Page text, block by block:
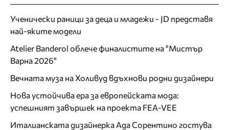
Ученически раници за деца и младежи - JD представя
най-яките модели
Atelier Banderol облече финалистите на "Мистър
Варна 2026"
Вечната муза на Холивуд вдъхнови родни дизайнери
Нова устойчива ера за европейската мода:
успешният завършек на проекта FEA-VEE
Италианската дизайнерка Ада Сорентино гостува